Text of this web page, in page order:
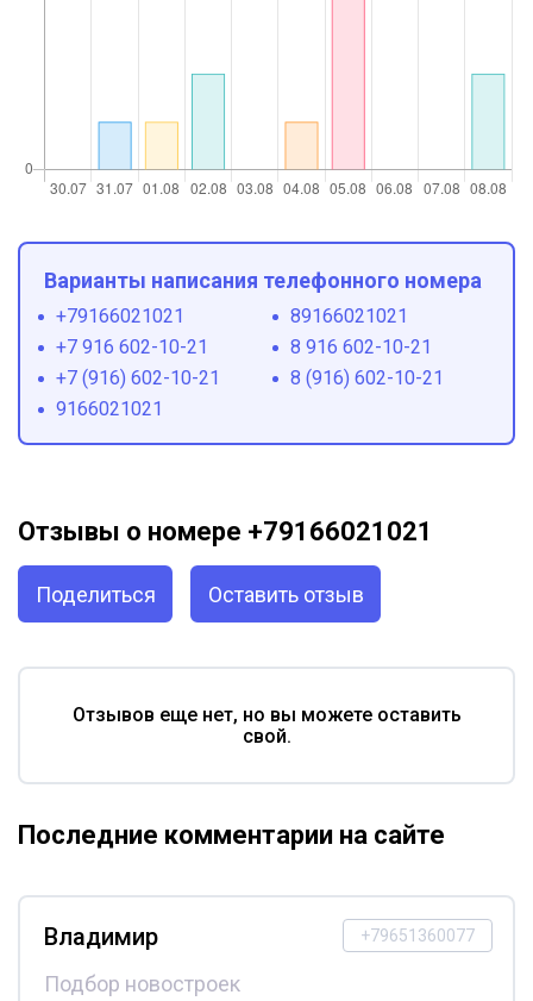
Варианты написания телефонного номера
+79166021021
89166021021
+7 916 602-10-21
8 916 602-10-21
+7 (916) 602-10-21
8 (916) 602-10-21
9166021021
Отзывы о номере +79166021021
Поделиться Оставить отзыв
Отзывов еще нет, но вы можете оставить
свой.
Последние комментарии на сайте
+79651360077
Владимир
Подбор новостроек